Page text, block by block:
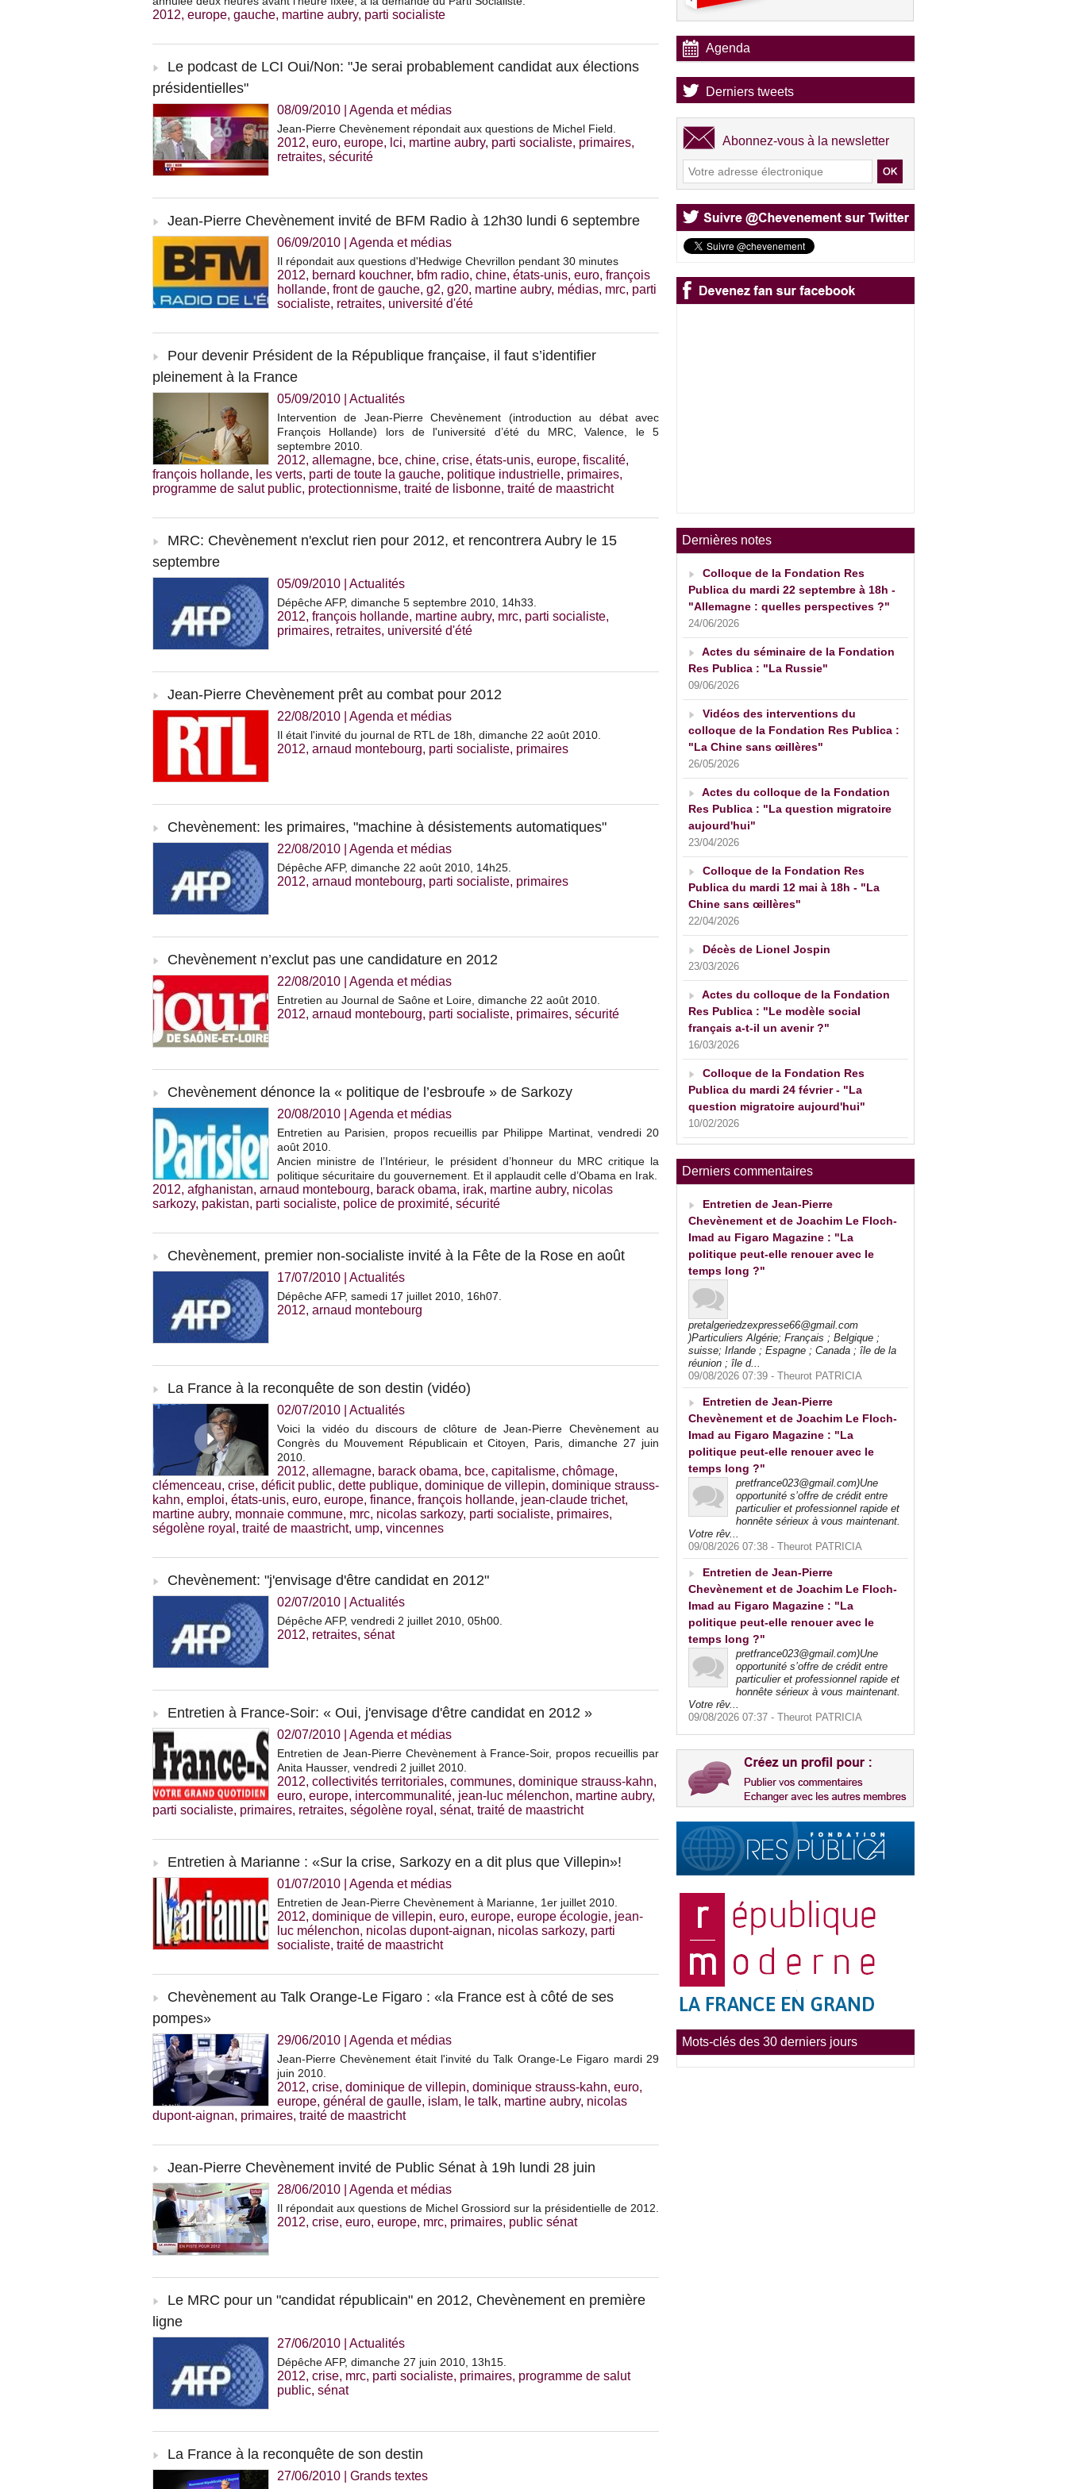
2012, europe, gauche, martine aubry, parti socialiste
Le podcast de LCI Oui/Non: "Je serai probablement candidat aux élections
présidentielles"
08/09/2010 Agenda et médias
Jean-Pierre Chevènement répondait aux questions de Michel Field.
2012, euro, europe, lci, martine aubry, parti socialiste, primaires,
retraites, sécurité
Jean-Pierre Chevènement invité de BFM Radio à 12h30 lundi 6 septembre
06/09/2010 Agenda et médias
Il répondait aux questions d'Hedwige Chevrillon pendant 30 minutes
2012, bernard kouchner, bfm radio, chine, états-unis, euro, françois
hollande, front de gauche, g2, g20, martine aubry, médias, mrc, parti
socialiste, retraites, université d'été
Pour devenir Président de la République française, il faut s’identifier
pleinement à la France
05/09/2010 Actualités
Intervention de Jean-Pierre Chevènement (introduction au débat avec
François Hollande) lors de l'université d’été du MRC, Valence, le 5
septembre 2010.
2012, allemagne, bce, chine, crise, états-unis, europe, fiscalité,
françois hollande, les verts, parti de toute la gauche, politique industrielle, primaires,
programme de salut public, protectionnisme, traité de lisbonne, traité de maastricht
MRC: Chevènement n'exclut rien pour 2012, et rencontrera Aubry le 15
septembre
05/09/2010 Actualités
Dépêche AFP, dimanche 5 septembre 2010, 14h33.
2012, françois hollande, martine aubry, mrc, parti socialiste,
primaires, retraites, université d'été
Jean-Pierre Chevènement prêt au combat pour 2012
22/08/2010 Agenda et médias
Il était l'invité du journal de RTL de 18h, dimanche 22 août 2010.
2012, arnaud montebourg, parti socialiste, primaires
Chevènement: les primaires, "machine à désistements automatiques"
22/08/2010 Agenda et médias
Dépêche AFP, dimanche 22 août 2010, 14h25.
2012, arnaud montebourg, parti socialiste, primaires
Chevènement n’exclut pas une candidature en 2012
22/08/2010 Agenda et médias
Entretien au Journal de Saône et Loire, dimanche 22 août 2010.
2012, arnaud montebourg, parti socialiste, primaires, sécurité
Chevènement dénonce la « politique de l’esbroufe » de Sarkozy
20/08/2010 Agenda et médias
Entretien au Parisien, propos recueillis par Philippe Martinat, vendredi 20
août 2010.
Ancien ministre de l’Intérieur, le président d’honneur du MRC critique la
politique sécuritaire du gouvernement. Et il applaudit celle d’Obama en Irak.
2012, afghanistan, arnaud montebourg, barack obama, irak, martine aubry, nicolas
sarkozy, pakistan, parti socialiste, police de proximité, sécurité
Chevènement, premier non-socialiste invité à la Fête de la Rose en août
17/07/2010 Actualités
Dépêche AFP, samedi 17 juillet 2010, 16h07.
2012, arnaud montebourg
La France à la reconquête de son destin (vidéo)
02/07/2010 Actualités
Voici la vidéo du discours de clôture de Jean-Pierre Chevènement au
Congrès du Mouvement Républicain et Citoyen, Paris, dimanche 27 juin
2010.
2012, allemagne, barack obama, bce, capitalisme, chômage,
clémenceau, crise, déficit public, dette publique, dominique de villepin, dominique strauss-
kahn, emploi, états-unis, euro, europe, finance, françois hollande, jean-claude trichet,
martine aubry, monnaie commune, mrc, nicolas sarkozy, parti socialiste, primaires,
ségolène royal , traité de maastricht, ump, vincennes
Chevènement: "j'envisage d'être candidat en 2012"
02/07/2010 Actualités
Dépêche AFP, vendredi 2 juillet 2010, 05h00.
2012, retraites, sénat
Entretien à France-Soir: « Oui, j'envisage d'être candidat en 2012 »
02/07/2010 Agenda et médias
Entretien de Jean-Pierre Chevènement à France-Soir, propos recueillis par
Anita Hausser, vendredi 2 juillet 2010.
2012, collectivités territoriales, communes, dominique strauss-kahn,
euro, europe, intercommunalité, jean-luc mélenchon, martine aubry,
parti socialiste, primaires, retraites, ségolène royal , sénat, traité de maastricht
Entretien à Marianne : «Sur la crise, Sarkozy en a dit plus que Villepin»!
01/07/2010 Agenda et médias
Entretien de Jean-Pierre Chevènement à Marianne, 1er juillet 2010.
2012, dominique de villepin, euro, europe, europe écologie, jean-
luc mélenchon, nicolas dupont-aignan, nicolas sarkozy, parti
socialiste, traité de maastricht
Chevènement au Talk Orange-Le Figaro : «la France est à côté de ses
pompes»
29/06/2010 Agenda et médias
Jean-Pierre Chevènement était l'invité du Talk Orange-Le Figaro mardi 29
juin 2010.
2012, crise, dominique de villepin, dominique strauss-kahn, euro,
europe, général de gaulle, islam, le talk, martine aubry, nicolas
dupont-aignan, primaires, traité de maastricht
Jean-Pierre Chevènement invité de Public Sénat à 19h lundi 28 juin
28/06/2010 Agenda et médias
Il répondait aux questions de Michel Grossiord sur la présidentielle de 2012.
2012, crise, euro, europe, mrc, primaires, public sénat
Le MRC pour un "candidat républicain" en 2012, Chevènement en première
ligne
27/06/2010 Actualités
Dépêche AFP, dimanche 27 juin 2010, 13h15.
2012, crise, mrc, parti socialiste, primaires, programme de salut
public, sénat
La France à la reconquête de son destin
27/06/2010 Grands textes
Agenda
Derniers tweets
Abonnez-vous à la newsletter
Dernières notes
Colloque de la Fondation Res
Publica du mardi 22 septembre à 18h -
"Allemagne : quelles perspectives ?"
24/06/2026
Actes du séminaire de la Fondation
Res Publica : "La Russie"
09/06/2026
Vidéos des interventions du
colloque de la Fondation Res Publica :
"La Chine sans œillères"
26/05/2026
Actes du colloque de la Fondation
Res Publica : "La question migratoire
aujourd'hui"
23/04/2026
Colloque de la Fondation Res
Publica du mardi 12 mai à 18h - "La
Chine sans œillères"
22/04/2026
Décès de Lionel Jospin
23/03/2026
Actes du colloque de la Fondation
Res Publica : "Le modèle social
français a-t-il un avenir ?"
16/03/2026
Colloque de la Fondation Res
Publica du mardi 24 février - "La
question migratoire aujourd'hui"
10/02/2026
Derniers commentaires
Entretien de Jean-Pierre
Chevènement et de Joachim Le Floch-
Imad au Figaro Magazine : "La
politique peut-elle renouer avec le
temps long ?"
pretalgeriedzexpresse66@gmail.com
)Particuliers Algérie; Français ; Belgique ;
suisse; Irlande ; Espagne ; Canada ; île de la
réunion ; île d...
09/08/2026 07:39 - Theurot PATRICIA
Entretien de Jean-Pierre
Chevènement et de Joachim Le Floch-
Imad au Figaro Magazine : "La
politique peut-elle renouer avec le
temps long ?"
pretfrance023@gmail.com)Une
opportunité s’offre de crédit entre
particulier et professionnel rapide et
honnête sérieux à vous maintenant.
Votre rêv...
09/08/2026 07:38 - Theurot PATRICIA
Entretien de Jean-Pierre
Chevènement et de Joachim Le Floch-
Imad au Figaro Magazine : "La
politique peut-elle renouer avec le
temps long ?"
pretfrance023@gmail.com)Une
opportunité s’offre de crédit entre
particulier et professionnel rapide et
honnête sérieux à vous maintenant.
Votre rêv...
09/08/2026 07:37 - Theurot PATRICIA
Mots-clés des 30 derniers jours